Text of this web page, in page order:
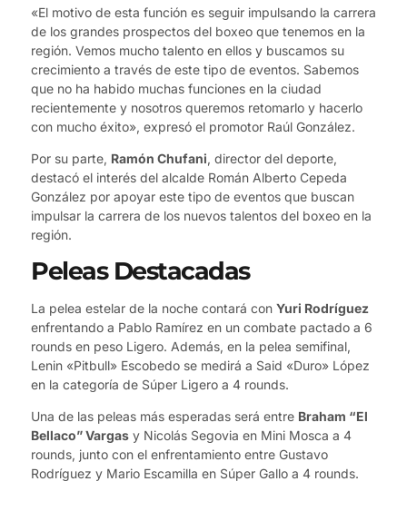
«El motivo de esta función es seguir impulsando la carrera
de los grandes prospectos del boxeo que tenemos en la
región. Vemos mucho talento en ellos y buscamos su
crecimiento a través de este tipo de eventos. Sabemos
que no ha habido muchas funciones en la ciudad
recientemente y nosotros queremos retomarlo y hacerlo
con mucho éxito», expresó el promotor Raúl González.
Por su parte, Ramón Chufani, director del deporte,
destacó el interés del alcalde Román Alberto Cepeda
González por apoyar este tipo de eventos que buscan
impulsar la carrera de los nuevos talentos del boxeo en la
región.
Peleas Destacadas
La pelea estelar de la noche contará con Yuri Rodríguez
enfrentando a Pablo Ramírez en un combate pactado a 6
rounds en peso Ligero. Además, en la pelea semifinal,
Lenin «Pitbull» Escobedo se medirá a Said «Duro» López
en la categoría de Súper Ligero a 4 rounds.
Una de las peleas más esperadas será entre Braham “El
Bellaco” Vargas y Nicolás Segovia en Mini Mosca a 4
rounds, junto con el enfrentamiento entre Gustavo
Rodríguez y Mario Escamilla en Súper Gallo a 4 rounds.